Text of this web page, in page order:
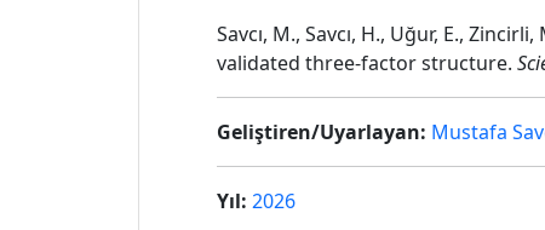
Savcı, M., Savcı, H., Uğur, E.,
validated three-factor structure.
Geliştiren/Uyarlayan: Mustafa
Yıl: 2026